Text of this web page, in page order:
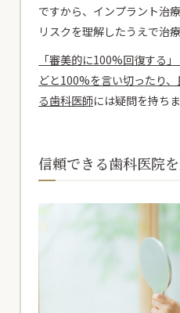
ですから、インプラント治
リスクを理解したうえで治
「審美的に100%回復する
どと100%を言い切ったり
る歯科医師には疑問を持ちま
信頼できる歯科医院